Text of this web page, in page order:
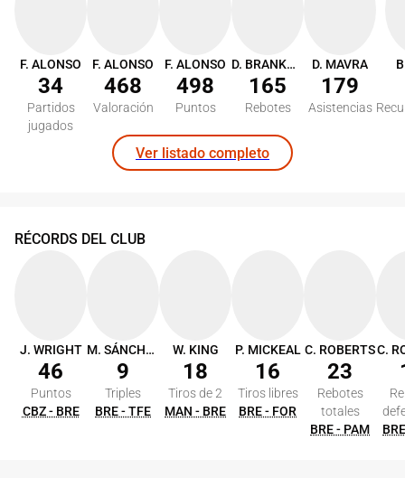
F. ALONSO
34
Partidos
jugados
F. ALONSO
468
Valoración
F. ALONSO
498
Puntos
D. BRANKOVIC
165
Rebotes
D. MAVRA
179
Asistencias
Ver listado completo
RÉCORDS DEL CLUB
J. WRIGHT
46
Puntos
CBZ - BRE
M. SÁNCHEZ
9
Triples
BRE - TFE
W. KING
18
Tiros de 2
MAN - BRE
P. MICKEAL
16
Tiros libres
BRE - FOR
C. ROBERTS
23
Rebotes
totales
BRE - PAM
C.